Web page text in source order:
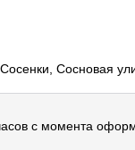
Сосновая
с момента